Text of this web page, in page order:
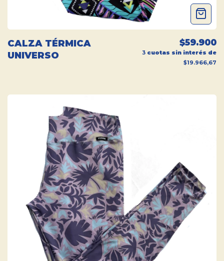
CALZA TÉRMICA
UNIVERSO
$59.900
3 cuotas sin interés de
$19.966,67